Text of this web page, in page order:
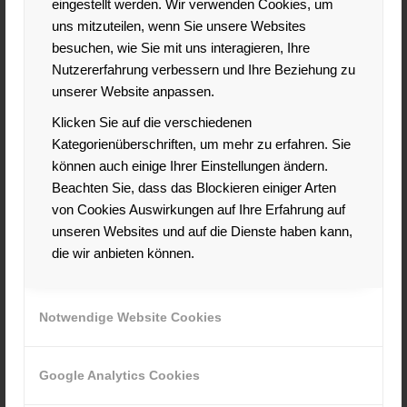
eingestellt werden. Wir verwenden Cookies, um
uns mitzuteilen, wenn Sie unsere Websites
besuchen, wie Sie mit uns interagieren, Ihre
Nutzererfahrung verbessern und Ihre Beziehung zu
unserer Website anpassen.
Klicken Sie auf die verschiedenen
Kategorienüberschriften, um mehr zu erfahren. Sie
können auch einige Ihrer Einstellungen ändern.
Beachten Sie, dass das Blockieren einiger Arten
von Cookies Auswirkungen auf Ihre Erfahrung auf
unseren Websites und auf die Dienste haben kann,
die wir anbieten können.
Notwendige Website Cookies
Google Analytics Cookies
assoziatives Denken unterstützt eine individuelle
Bewerbung und beleuchtet die eigene Aussage aus
verschiedenen Gesichtspunkten- eine Bewerbung
bekommt ein Gesicht.
Tip: Mit verschiedenen Freunden und Verwandten
sprechen, deren Urteil sie vertrauen, und die Ihre
verschiedenen Facetten kennen. Eventuell auch einen
professionellen Coach hinzuziehen, es kann sich lohnen !
Gedankenspiele, Brainstorming und das Durchspielen von
Alternativen unterstützt das Gefühl für die eigene
Vielfältigkeit und erhöht die Möglichkeiten eine Tätigkeit zu
ihrem Job.
2. Von Bewerbern wird immer wieder verlangt, dass